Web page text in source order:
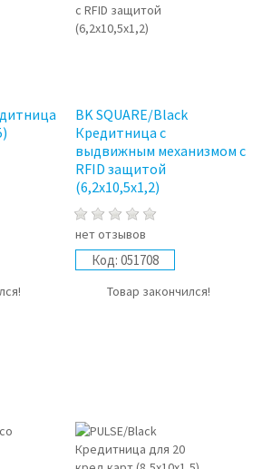
BK SQUARE/Black
Кредитница с
выдвижным механизмом с
RFID защитой
(6,2x10,5x1,2)
нет отзывов
Код: 051708
Товар закончился!